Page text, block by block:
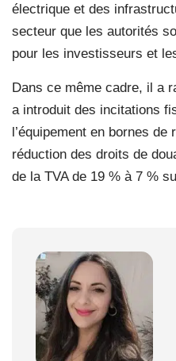
électrique et des
secteur que les autorités
pour les investisseurs et
Dans ce même cadre, il a
a introduit des incitations
l’équipement en bornes
réduction des droits de
de la TVA de 19 % à 7 %